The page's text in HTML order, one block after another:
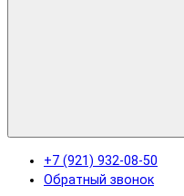
+7 (921) 932-08-50
Обратный звонок